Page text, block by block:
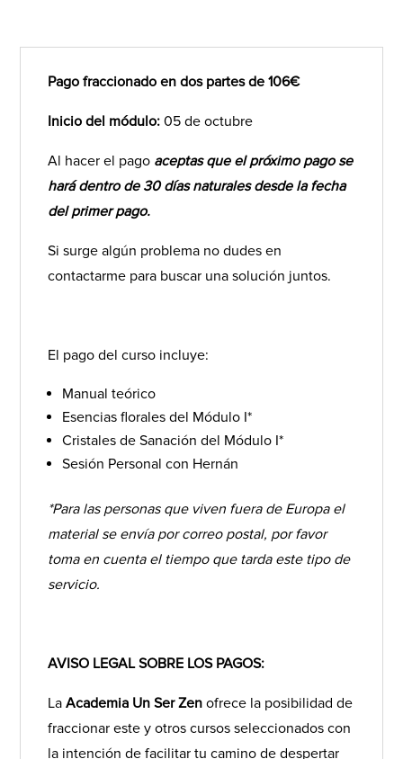
dos
cantidad
Pago fraccionado en dos partes de 106€
Inicio del módulo: 05 de octubre
Al hacer el pago aceptas que el próximo pago se
hará dentro de 30 días naturales desde la fecha
del primer pago.
Si surge algún problema no dudes en
contactarme para buscar una solución juntos.
El pago del curso incluye:
Manual teórico
Esencias florales del Módulo I*
Cristales de Sanación del Módulo I*
Sesión Personal con Hernán
*Para las personas que viven fuera de Europa el
material se envía por correo postal, por favor
toma en cuenta el tiempo que tarda este tipo de
servicio.
AVISO LEGAL SOBRE LOS PAGOS:
LaAcademia Un Ser Zenofrece la posibilidad de
fraccionar este y otros cursos seleccionados con
la intención de facilitar tu camino de despertar